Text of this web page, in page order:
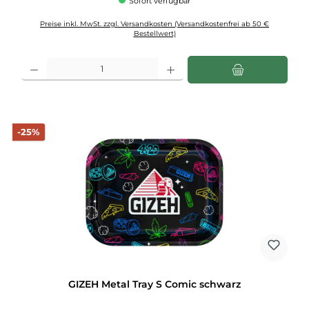
Preise inkl. MwSt. zzgl. Versandkosten (Versandkostenfrei ab 50 €
Bestellwert)
Produkt Anzahl: Gib den gewünschten Wert ein oder benutze die Schaltflächen
-25%Rabatt
GIZEH Metal Tray S Comic schwarz